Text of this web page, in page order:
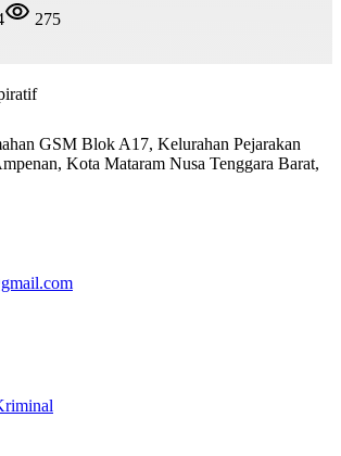
275
GSM Blok A17, Kelurahan Pejarakan
Kota Mataram Nusa Tenggara Barat,